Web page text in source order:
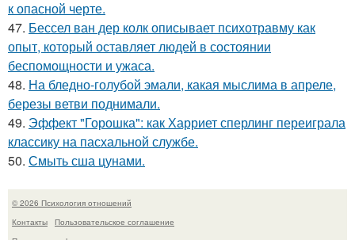
к опасной черте.
47. Бессел ван дер колк описывает психотравму как
опыт, который оставляет людей в состоянии
беспомощности и ужаса.
48. На бледно-голубой эмали, какая мыслима в апреле,
березы ветви поднимали.
49. Эффект "Горошка": как Харриет сперлинг переиграла
классику на пасхальной службе.
50. Смыть сша цунами.
© 2026 Психология отношений
Контакты
Пользовательское соглашение